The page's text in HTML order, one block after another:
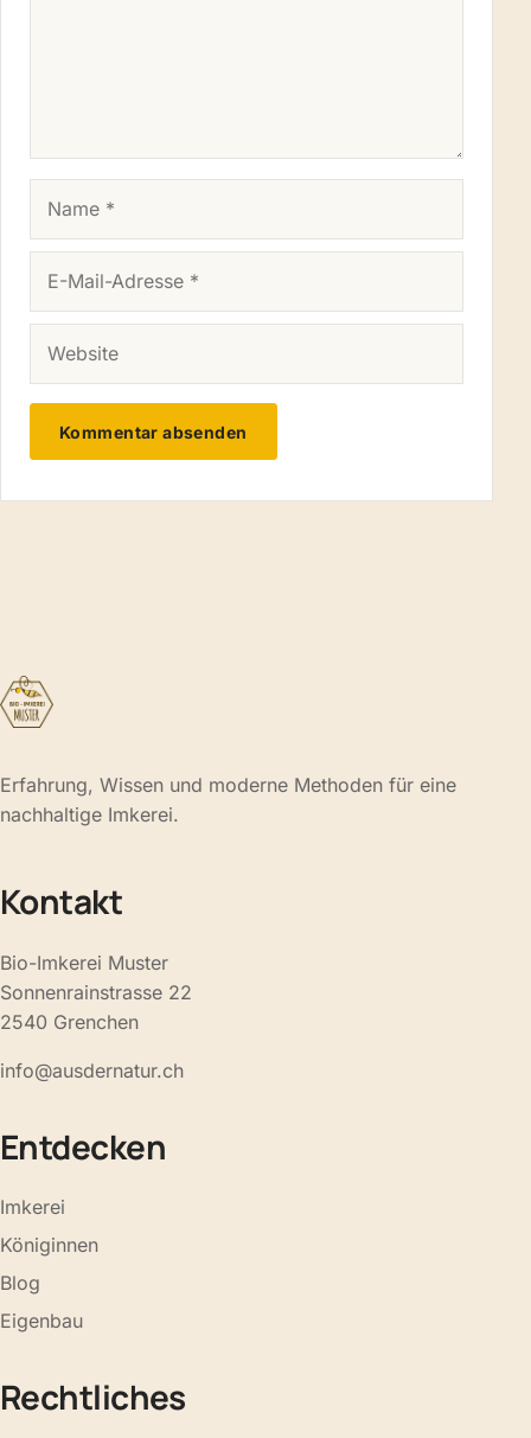
Erfahrung, Wissen und moderne Methoden für eine
nachhaltige Imkerei.
Kontakt
Bio-Imkerei Muster
Sonnenrainstrasse 22
2540 Grenchen
info@ausdernatur.ch
Entdecken
Imkerei
Königinnen
Blog
Eigenbau
Rechtliches